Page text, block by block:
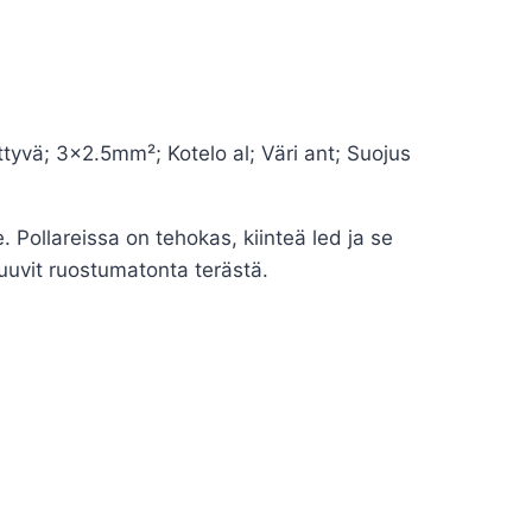
3×2.5mm²; Kotelo al; Väri ant; Suojus
Pollareissa on tehokas, kiinteä led ja se
ruostumatonta terästä.